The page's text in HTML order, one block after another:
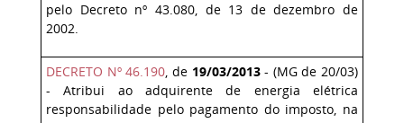
pelo Decreto nº 43.080, de 13 de dezembro de
2002.
DECRETO Nº 46.190, de 19/03/2013- (MG de 20/03)
- Atribui ao adquirente de energia elétrica
responsabilidade pelo pagamento do imposto, na